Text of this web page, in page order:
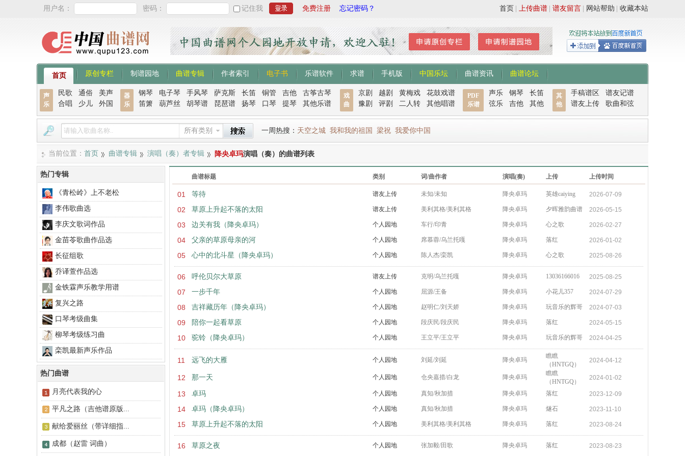
用户名： 密码： 记住我 免费注册 忘记密码？ 收藏本站
网站帮助
谱友留言
上传曲谱
首页
首页 原创专栏 制谱园地 曲谱专辑 作者索引 电子书 乐谱软件 求谱 手机版 中国乐坛 曲谱资讯 曲谱论坛
声
乐
民歌 通俗
美声
合唱
少儿 外国
器
乐
钢琴 电子琴 手风琴 萨克斯 长笛 铜管 吉他
古筝古琴
笛箫
葫芦丝 胡琴谱 琵琶谱 扬琴 口琴 提琴 其他乐谱
戏
曲
京剧 越剧 黄梅戏
花鼓戏谱
豫剧
评剧 二人转 其他唱谱
PDF
乐谱
声乐 钢琴
长笛
弦乐
吉他 其他
其
他
手稿谱区
谱友记谱
谱友上传
歌曲和弦
所有类别 一周热搜： 天空之城 我和我的祖国 梁祝 我爱你中国
当前位置： 首页 曲谱专辑 演唱（奏）者专辑 降央卓玛演唱（奏）的曲谱列表
曲谱标题 类别 词/曲作者 演唱(奏) 上传 上传时间
01 等待 谱友上传 未知/未知 降央卓玛 英雄caiying 2026-07-09
02 草原上升起不落的太阳 谱友上传 美利其格/美利其格 降央卓玛 夕晖雅韵曲谱 2026-05-15
03 边关有我（降央卓玛） 个人园地 车行/印青 降央卓玛 心之歌 2026-02-27
04 父亲的草原母亲的河 个人园地 席慕蓉/乌兰托嘎 降央卓玛 落红 2026-01-02
05 心中的北斗星（降央卓玛） 个人园地 陈人杰/栾凯 降央卓玛 心之歌 2025-08-26
06 呼伦贝尔大草原 谱友上传 克明/乌兰托嘎 降央卓玛 13036166016 2025-08-25
07 一步千年 个人园地 屈源/王备 降央卓玛 小花儿357 2024-07-29
08 吉祥藏历年（降央卓玛） 个人园地 赵明仁/刘天娇 降央卓玛 玩音乐的辉哥 2024-07-03
09 陪你一起看草原 个人园地 段庆民/段庆民 降央卓玛 落红 2024-05-15
10 驼铃（降央卓玛） 个人园地 王立平/王立平 降央卓玛 玩音乐的辉哥 2024-04-25
11 远飞的大雁 个人园地 刘延/刘延 降央卓玛
瞧瞧
（HNTGQ）
2024-04-12
12 那一天 个人园地 仓央嘉措/白龙 降央卓玛
瞧瞧
（HNTGQ）
2024-01-02
13 卓玛 个人园地 真知/秋加措 降央卓玛 落红 2023-12-09
14 卓玛（降央卓玛） 个人园地 真知/秋加措 降央卓玛 燧石 2023-11-10
15 草原上升起不落的太阳 个人园地 美利其格/美利其格 降央卓玛 落红 2023-08-24
16 草原之夜 个人园地 张加毅/田歌 降央卓玛 落红 2023-08-23
热门专辑
《青松岭》上不老松
李伟歌曲选
李庆文歌词作品
金苗苓歌曲作品选
长征组歌
乔译萱作品选
金铁霖声乐教学用谱
复兴之路
口琴考级曲集
柳琴考级练习曲
栾凯最新声乐作品
热门曲谱
月亮代表我的心
平凡之路（吉他谱原版...
献给爱丽丝（带详细指...
成都（赵雷 词曲）